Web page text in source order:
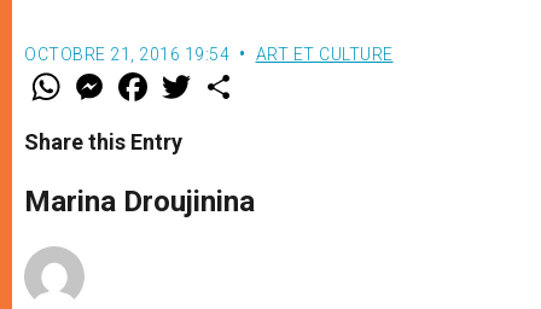
OCTOBRE 21, 2016 19:54 ART ET CULTURE
W
t
s
p
p
M
e
s
e
g
e
F
a
e
b
o
k
w
r
Share this Entry
Marina Droujinina